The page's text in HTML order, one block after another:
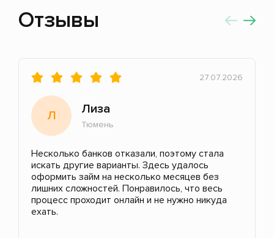
Отзывы
27.07.2026
Л Лиза
Тюмень
Несколько банков отказали, поэтому стала
искать другие варианты. Здесь удалось
оформить займ на несколько месяцев без
лишних сложностей. Понравилось, что весь
процесс проходит онлайн и не нужно никуда
ехать.